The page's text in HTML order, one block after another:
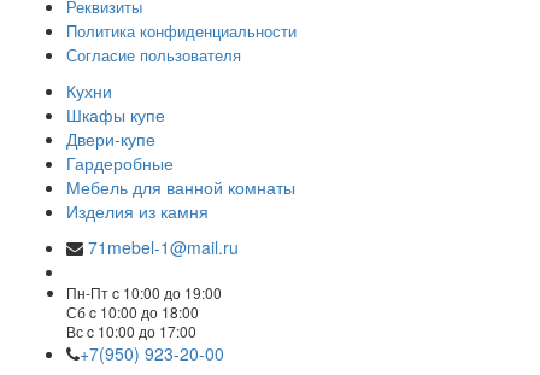
Реквизиты
Политика конфиденциальности
Согласие пользователя
Кухни
Шкафы купе
Двери-купе
Гардеробные
Мебель для ванной комнаты
Изделия из камня
71mebel-1@mail.ru
Пн-Пт c 10:00 до 19:00
Сб c 10:00 до 18:00
Вс c 10:00 до 17:00
+7(950) 923-20-00